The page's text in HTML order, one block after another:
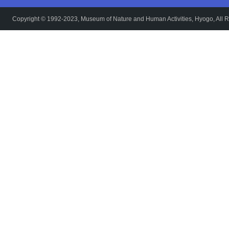
Copyright © 1992-2023, Museum of Nature and Human Activities, Hyogo, All